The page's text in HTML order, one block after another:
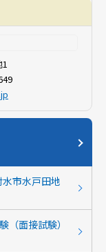
水市水戸田地
（面接試験）